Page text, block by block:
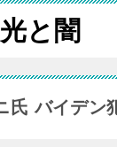
と闇
氏 バイデ